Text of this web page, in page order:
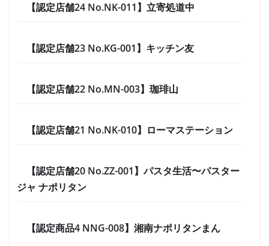
【認定店舗24 No.NK-011】立寄処道中
【認定店舗23 No.KG-001】キッチン友
【認定店舗22 No.MN-003】珈琲山
【認定店舗21 No.NK-010】ローマステーション
【認定店舗20 No.ZZ-001】パスタ生活〜パスター
ジャ ナポリタン
【認定商品4 NNG-008】湘南ナポリタンまん